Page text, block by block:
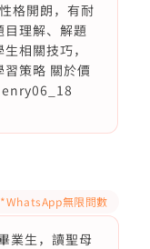
格開朗，有耐
目理解、解題
相關技巧，
策略 關於價
*WhatsApp無限問數
業生，讀聖母